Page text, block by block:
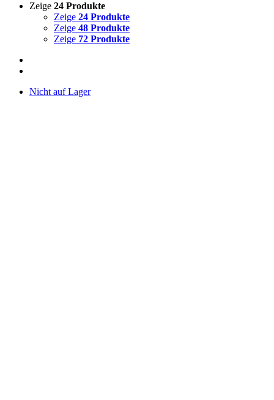
Zeige 24 Produkte
Zeige 24 Produkte
Zeige 48 Produkte
Zeige 72 Produkte
Nicht auf Lager